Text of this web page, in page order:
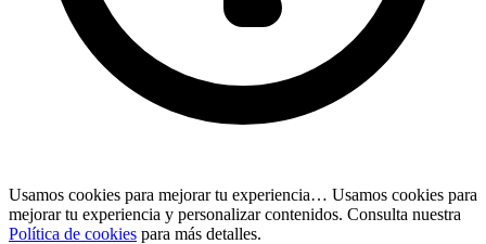
Usamos cookies para mejorar tu experiencia… Usamos cookies para
mejorar tu experiencia y personalizar contenidos. Consulta nuestra
Política de cookies para más detalles.